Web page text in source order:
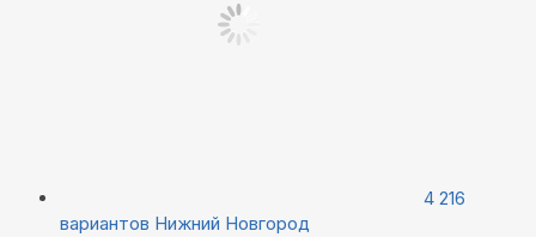
4 216
вариантов Нижний Новгород